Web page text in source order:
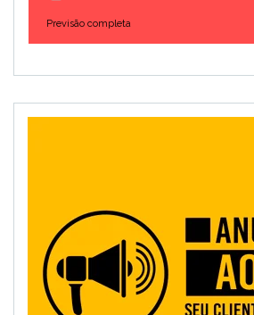
Previsão completa